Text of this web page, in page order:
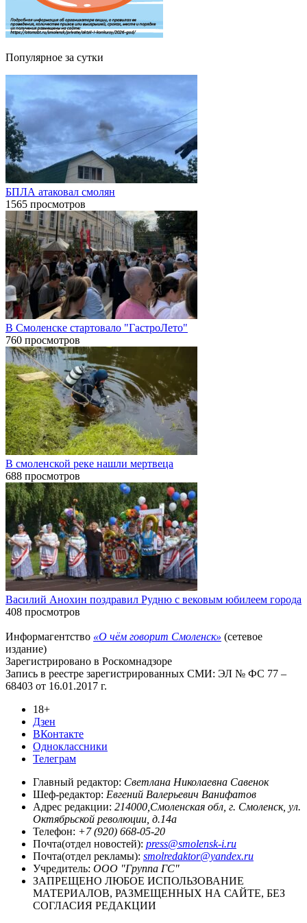
Популярное за сутки
БПЛА атаковал смолян
1565 просмотров
В Смоленске стартовало "ГастроЛето"
760 просмотров
В смоленской реке нашли мертвеца
688 просмотров
Василий Анохин поздравил Рудню с вековым юбилеем города
408 просмотров
Информагентство «О чём говорит Смоленск» (сетевое
издание)
Зарегистрировано в Роскомнадзоре
Запись в реестре зарегистрированных СМИ: ЭЛ № ФС 77 –
68403 от 16.01.2017 г.
18+
Дзен
ВКонтакте
Одноклассники
Телеграм
Главный редактор: Светлана Николаевна Савенок
Шеф-редактор: Евгений Валерьевич Ванифатов
Адрес редакции: 214000,Смоленская обл, г. Смоленск, ул.
Октябрьской революции, д.14а
Телефон: +7 (920) 668-05-20
Почта(отдел новостей): press@smolensk-i.ru
Почта(отдел рекламы): smolredaktor@yandex.ru
Учредитель: ООО "Группа ГС"
ЗАПРЕЩЕНО ЛЮБОЕ ИСПОЛЬЗОВАНИЕ
МАТЕРИАЛОВ, РАЗМЕЩЕННЫХ НА САЙТЕ, БЕЗ
СОГЛАСИЯ РЕДАКЦИИ